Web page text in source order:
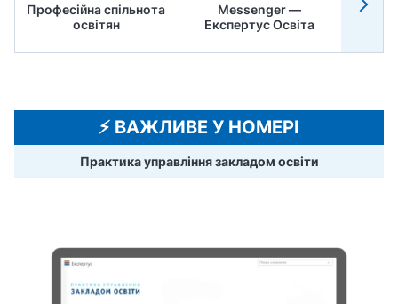
Професійна спільнота
освітян
Messenger —
Експертус Освіта
⚡️ ВАЖЛИВЕ У НОМЕРІ
Практика управління закладом освіти